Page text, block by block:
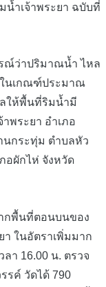
ำเจ้าพระยา ฉบับที่
ว่าปริมาณน้ำ ไหล
ในเกณฑ์ประมาณ
ลให้พื้นที่ริมน้ำมี
พระยา อำเภอ
นกระทุ่ม ตำบลหัว
อผักไห่ จังหวัด
พื้นที่ตอนบนของ
า ในอัตราเพิ่มมาก
า 16.00 น. ตรวจ
รค์ วัดได้ 790